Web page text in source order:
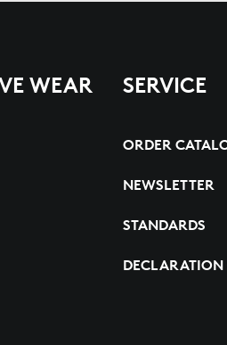
WEAR SERVICE
ORDER
NEWSLETTER
STANDARDS